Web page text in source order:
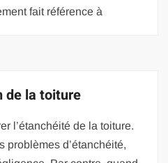
fait référence à
de la toiture
l’étanchéité de la toiture.
problèmes d’étanchéité,